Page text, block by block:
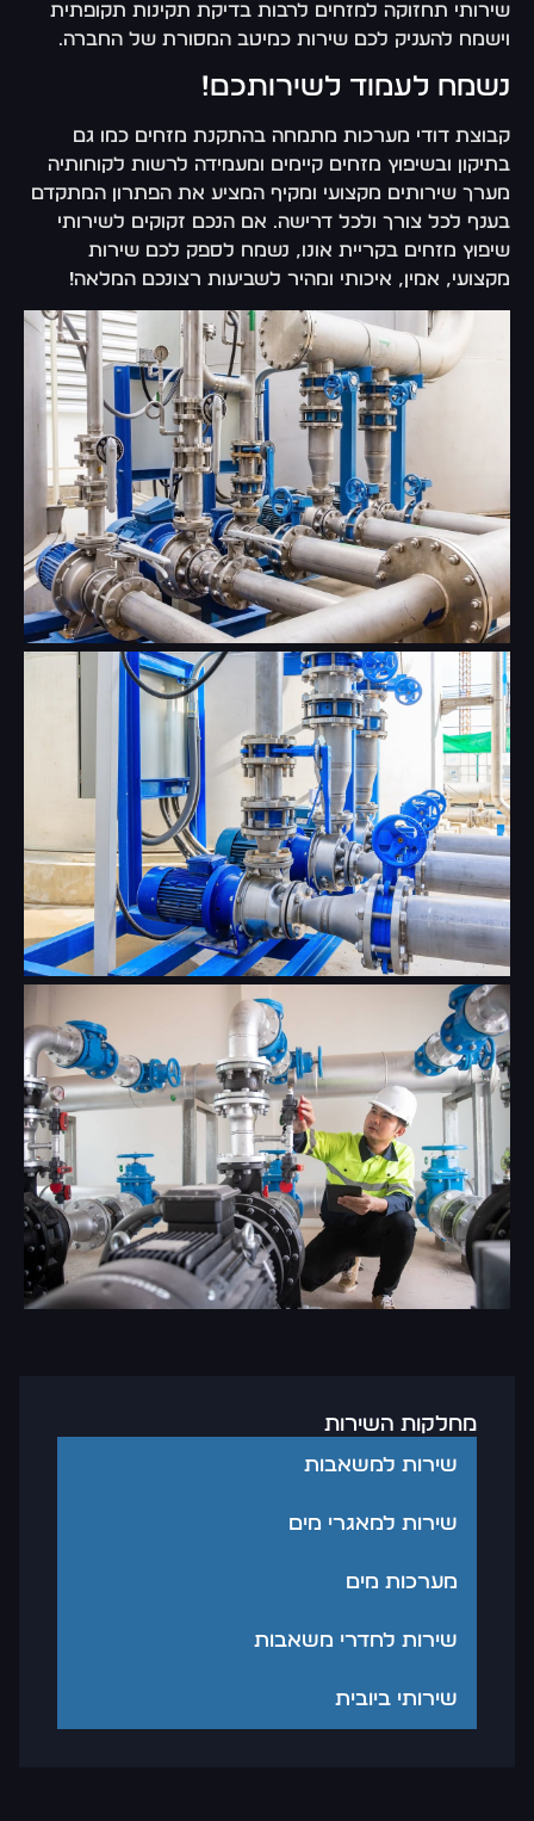
שירותי תחזוקה למזחים לרבות בדיקת תקינות תקופתית
וישמח להעניק לכם שירות כמיטב המסורת של החברה.
נשמח לעמוד לשירותכם!
קבוצת דודי מערכות מתמחה בהתקנת מזחים כמו גם
בתיקון ובשיפוץ מזחים קיימים ומעמידה לרשות לקוחותיה
מערך שירותים מקצועי ומקיף המציע את הפתרון המתקדם
בענף לכל צורך ולכל דרישה. אם הנכם זקוקים לשירותי
שיפוץ מזחים בקריית אונו, נשמח לספק לכם שירות
מקצועי, אמין, איכותי ומהיר לשביעות רצונכם המלאה!
מחלקות השירות
שירות למשאבות
שירות למאגרי מים
מערכות מים
שירות לחדרי משאבות
שירותי ביובית